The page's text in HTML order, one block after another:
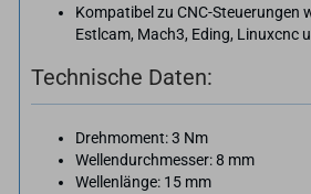
Kompatibel zu CNC-Steuerungen
Estlcam, Mach3, Eding, Linuxcnc
Technische Daten:
Drehmoment: 3 Nm
Wellendurchmesser: 8 mm
Wellenlänge: 15 mm